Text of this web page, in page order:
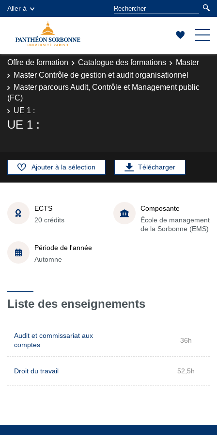
Aller à
Offre de formation Catalogue des formations
Master
Master Contrôle de gestion et audit organisationnel
Master parcours Audit, Contrôle et Management public
(FC)
UE 1 :
UE 1 :
Ajouter à la sélection Télécharger
ECTS
20 crédits
Composante
École de management
de la Sorbonne (EMS)
Période de l'année
Automne
Liste des enseignements
Audit et commissariat aux
comptes
36h
Droit du travail 52,5h